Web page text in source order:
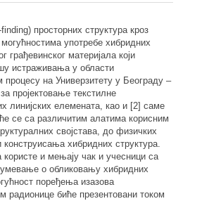
) просторних структура кроз
употребе хибридних
материјала који
истраживања у области
процесу на Универзитету у Београду –
пројектовање текстилне
линијских елемената, као и [2] саме
се са различитим алатима корисним
својстава, до физичких
хибридних структура.
и мењају чак и учесници са
о обликовању хибридних
поређења изазова
радионице биће презентовани током